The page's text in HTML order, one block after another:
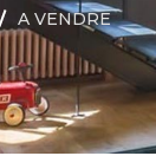
A VENDRE